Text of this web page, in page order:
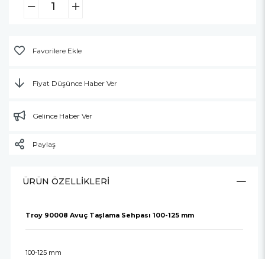
Favorilere Ekle
Fiyat Düşünce Haber Ver
Gelince Haber Ver
Paylaş
ÜRÜN ÖZELLIKLERI
Troy 90008 Avuç Taşlama Sehpası 100-125 mm
100-125 mm